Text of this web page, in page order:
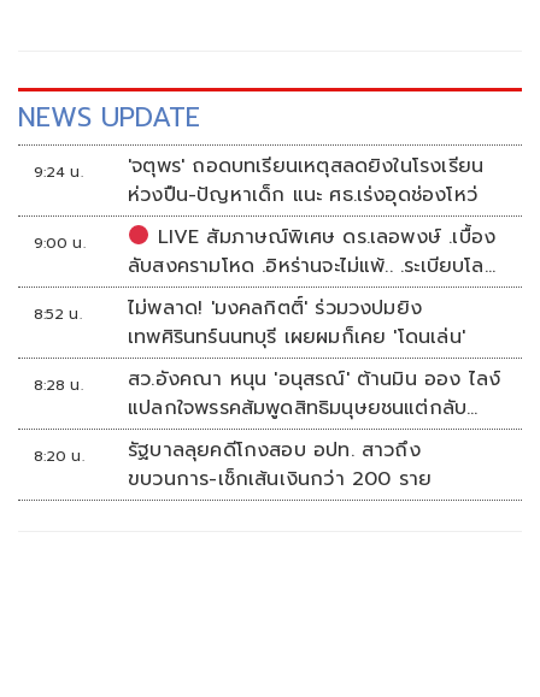
NEWS UPDATE
9:24 น.
'จตุพร' ถอดบทเรียนเหตุสลดยิงในโรงเรียน
ห่วงปืน-ปัญหาเด็ก แนะ ศธ.เร่งอุดช่องโหว่
9:00 น.
LIVE สัมภาษณ์พิเศษ ดร.เลอพงษ์ .เบื้อง
ลับสงครามโหด .อิหร่านจะไม่แพ้.. .ระเบียบโลก
ใหม่ในตะวันออกกลาง…. | อิสรภาพแห่งความ
คิด กับ..สำราญ รอดเพชร
8:52 น.
ไม่พลาด! 'มงคลกิตติ์' ร่วมวงปมยิง
เทพศิรินทร์นนทบุรี เผยผมก็เคย 'โดนเล่น'
8:28 น.
สว.อังคณา หนุน 'อนุสรณ์' ต้านมิน ออง ไลง์
แปลกใจพรรคส้มพูดสิทธิมนุษยชนแต่กลับ
เงียบ
8:20 น.
รัฐบาลลุยคดีโกงสอบ อปท. สาวถึง
ขบวนการ-เช็กเส้นเงินกว่า 200 ราย